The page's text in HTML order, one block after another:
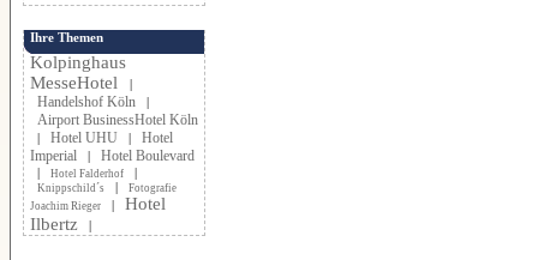
Ihre Themen
Kolpinghaus
MesseHotel
Handelshof Köln
Airport BusinessHotel Köln
Hotel UHU
Hotel
Imperial
Hotel Boulevard
Hotel Falderhof
Knippschild´s
Fotografie
Joachim Rieger
Hotel
Ilbertz